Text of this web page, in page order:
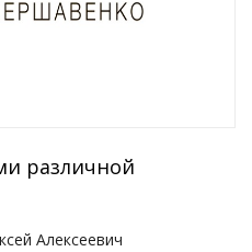
различной
Алексеевич